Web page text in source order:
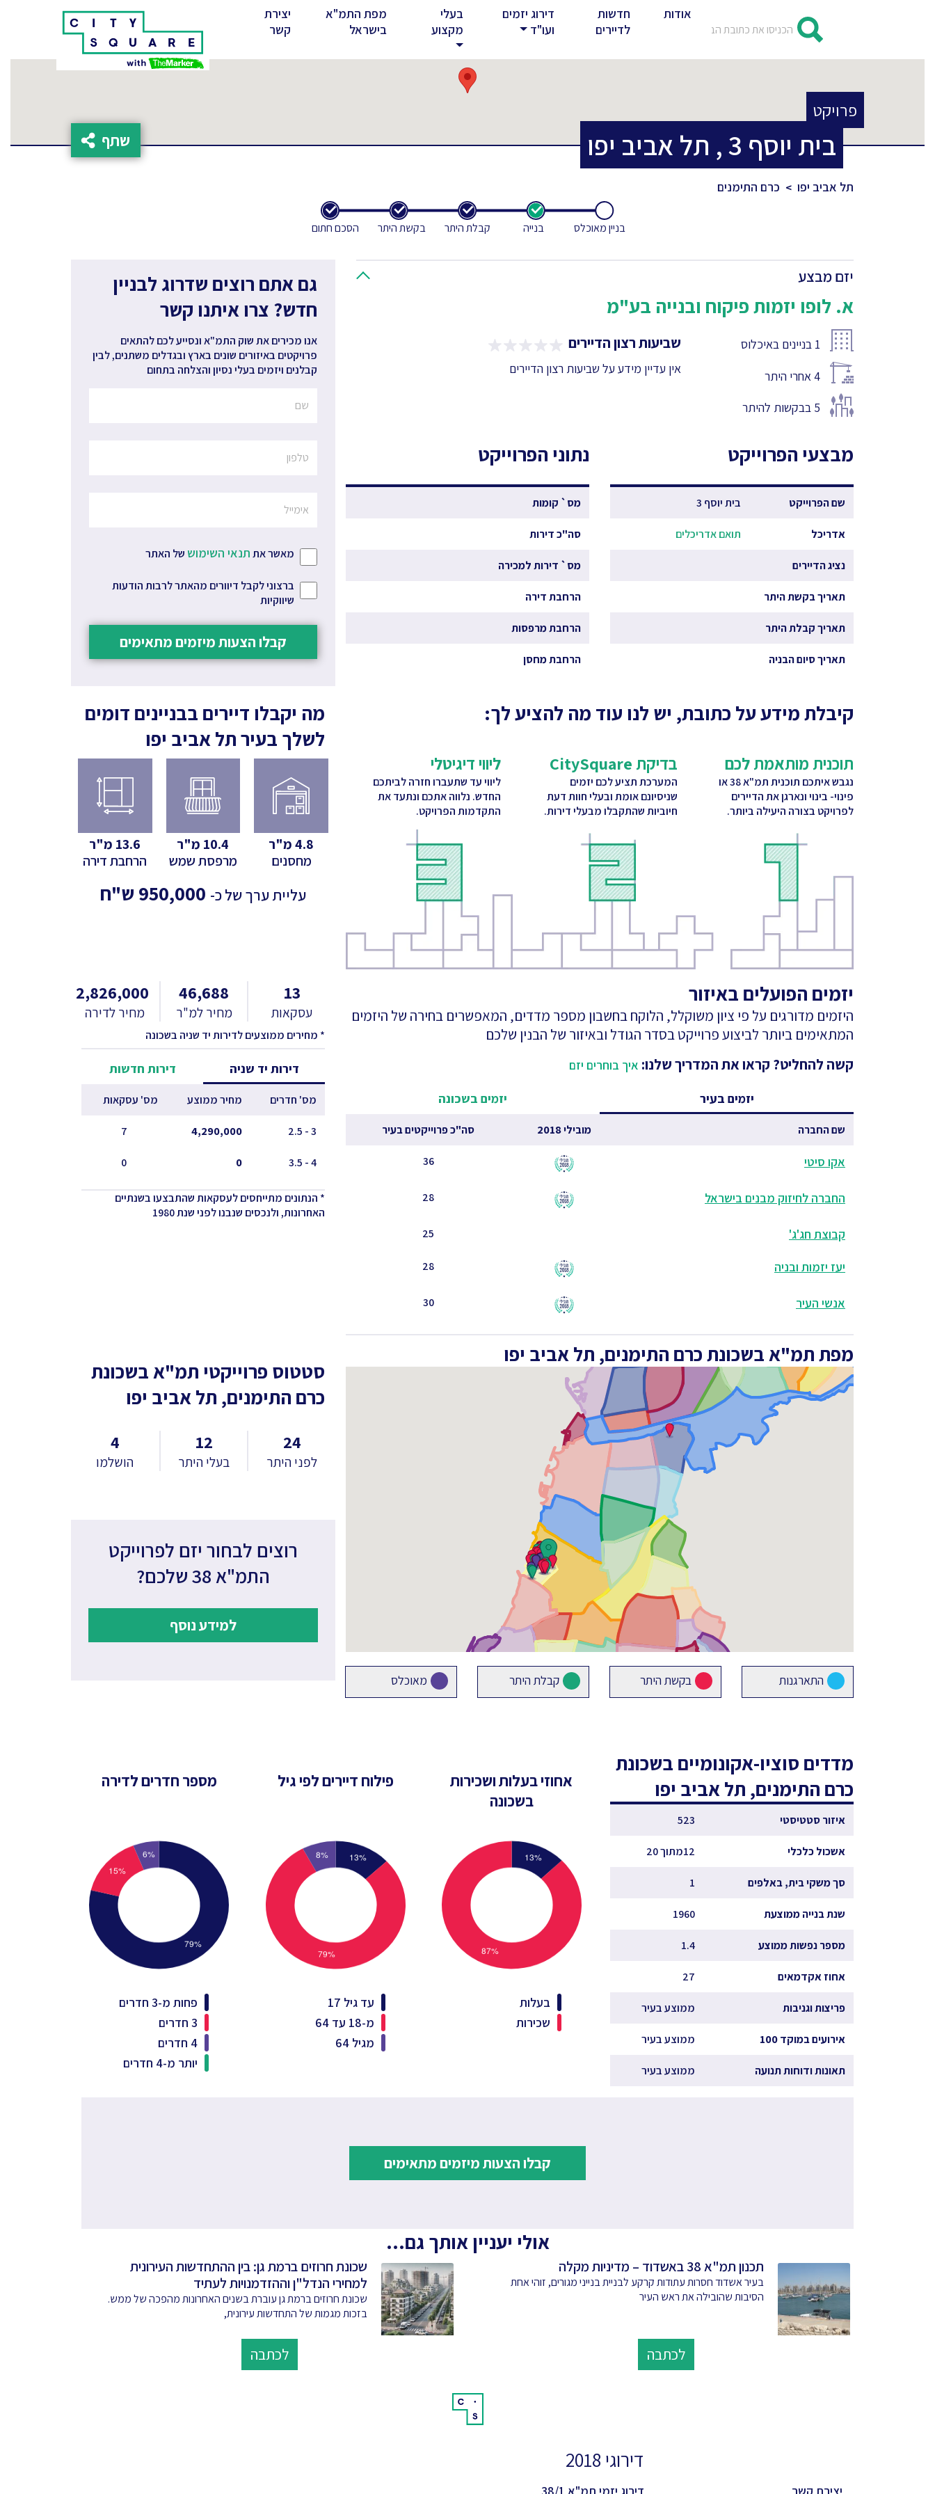
יצירת
קשר(current)
מפת התמ"א
בישראל
בעלי
מקצוע
דירוג יזמים
ועו"ד
חדשות
לדיירים
אודות
פרויקט
בית יוסף 3
, תל אביב יפו שתף
תל אביב יפו כרם התימנים
בניין מאוכלס בנייה קבלת היתר בקשת היתר הסכם חתום
יזם מבצע
א. לופו יזמות פיקוח ובנייה בע"מ
1 בניינים באיכלוס
4 אחרי היתר
5 בבקשות להיתר
שביעות רצון הדיירים
אין עדיין מידע על שביעות רצון הדיירים
מבצעי הפרוייקט
שם הפרוייקט בית יוסף 3
אדריכל תואם אדריכלים
נציג הדיירים
תאריך בקשת היתר
תאריך קבלת היתר
תאריך סיום הבניה
נתוני הפרוייקט
מס` קומות
סה"כ דירות
מס` דירות למכירה
הרחבת דירה
הרחבת מרפסות
הרחבת מחסן
גם אתם רוצים שדרוג לבניין
חדש? צרו איתנו קשר
אנו מכירים את שוק התמ"א ונסייע לכם להתאים
פרויקטים באיזורים שונים בארץ ובגדלים משתנים, לבין
קבלנים ויזמים בעלי נסיון והצלחה בתחום
מאשר אתתנאי השימוש של האתר
ברצוני לקבל דיוורים מהאתר לרבות הודעות
שיווקיות
קבלו הצעות מיזמים מתאימים
קיבלת מידע על כתובת, יש לנו עוד מה להציע לך:
תוכנית מותאמת לכם
נגבש איתכם תוכנית תמ"א 38 או
פינוי- בינוי ונארגן את הדיירים
לפרויקט בצורה היעילה ביותר.
בדיקת CitySquare
המערכת תציע לכם יזמים
שניסיונם אומת ובעלי חוות דעת
חיוביות שהתקבלו מבעלי דירות.
ליווי דיגיטלי
ליווי עד שתעברו חזרה לביתכם
החדש. נלווה אתכם ונתעד את
התקדמות הפרויקט.
מה יקבלו דיירים בבניינים דומים
לשלך בעיר תל אביב יפו
4.8מ"ר
מחסנים
10.4 מ"ר
מרפסת שמש
13.6 מ"ר
הרחבת דירה
עליית ערך של כ- ש"ח
יזמים הפועלים באיזור
היזמים מדורגים על פי ציון משוקלל, הלוקח בחשבון מספר מדדים, המאפשרים בחירה של היזמים
המתאימים ביותר לביצוע פרוייקט בסדר הגודל ובאיזור של הבנין שלכם
קשה להחליט? קראו את המדריך שלנו: איך בוחרים יזם
יזמים בעיר יזמים בשכונה
שם החברה מובילי 2018 סה"כ פרוייקטים בעיר
אקו סיטי 36
החברה לחיזוק מבנים בישראל 28
קבוצת חג'ג' 25
יעז יזמות ובניה 28
אנשי העיר 30
13
עסקאות
46,688
מחיר למ"ר
2,826,000
מחיר לדירה
* מחירים ממוצעים לדירות יד שניה בשכונה
דירות יד שניה דירות חדשות
מס' חדרים מחיר ממוצע מס' עסקאות
3 - 2.5
4,290,000
7
4 - 3.5
0
0
* הנתונים מתייחסים לעסקאות שהתבצעו בשנתיים
האחרונות, ולנכסים שנבנו לפני שנת 1980
מפת תמ"א בשכונת כרם התימנים, תל אביב יפו
התארגנות בקשת היתר קבלת היתר מאוכלס
סטטוס פרוייקטי תמ"אבשכונת
כרם התימנים, תל אביב יפו
24
לפני היתר
12
בעלי היתר
4
הושלמו
רוצים לבחור יזם לפרוייקט
התמ"א 38 שלכם?
למידע נוסף
מדדים סוציו-אקונומיים בשכונת
כרם התימנים, תל אביב יפו
איזור סטטיסטי 523
אשכול כלכלי 12מתוך 20
סך משקי בית, באלפים 1
שנת בנייה ממוצעת 1960
מספר נפשות ממוצע 1.4
אחוז אקדמאים 27
פריצות וגניבות ממוצע בעיר
אירועים במוקד 100 ממוצע בעיר
תאונות ודוחות תנועה ממוצע בעיר
אחוזי בעלות ושכירות
בשכונה
בעלות
שכירות
פילוח דיירים לפי גיל
עד גיל 17
מ-18 עד 64
מגיל 64
מספר חדרים לדירה
פחות מ-3 חדרים
3 חדרים
4 חדרים
יותר מ-4 חדרים
קבלו הצעות מיזמים מתאימים
אולי יעניין אותך גם...
תכנון תמ"א 38 באשדוד – מדיניות מקלה
בעיר אשדוד חסרות עתודות קרקע לבניית בנייני מגורים, זוהי אחת
הסיבות שהובילה את ראש העיר
לכתבה
שכונת חרוזים ברמת גן: בין ההתחדשות העירונית
למחירי הנדל"ן וההזדמנויות לעתיד
שכונת חרוזים ברמת גן עוברת בשנים האחרונות מהפכה של ממש.
בזכות מגמות של התחדשות עירונית,
לכתבה
דירוגי 2018